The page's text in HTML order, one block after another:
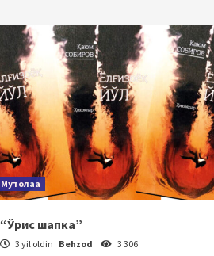
Мутолаа
“Ўрис шапка”
3 yil oldin Behzod 3 306